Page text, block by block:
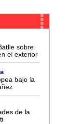
sobre
el exterior
bajo la
de la